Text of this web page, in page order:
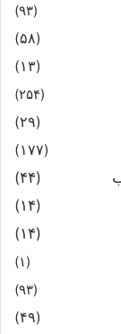
(۹۳)
(۵۸)
(۱۳)
(۲۵۴)
(۲۹)
(۱۷۷)
(۴۴)
(۱۴)
(۱۴)
(۱)
(۹۳)
(۴۹)